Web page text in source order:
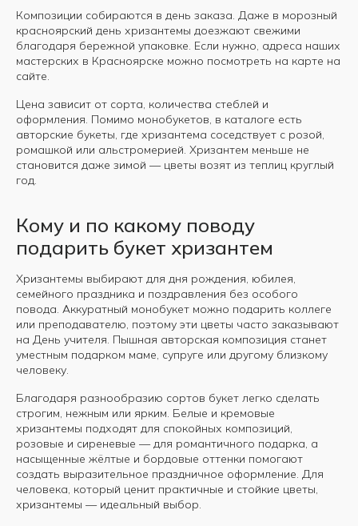
Композиции собираются в день заказа. Даже в морозный
красноярский день хризантемы доезжают свежими
благодаря бережной упаковке. Если нужно, адреса наших
мастерских в Красноярске можно посмотреть на карте на
сайте.
Цена зависит от сорта, количества стеблей и
оформления. Помимо монобукетов, в каталоге есть
авторские букеты, где хризантема соседствует с розой,
ромашкой или альстромерией. Хризантем меньше не
становится даже зимой — цветы возят из теплиц круглый
год.
Кому и по какому поводу
подарить букет хризантем
Хризантемы выбирают для дня рождения, юбилея,
семейного праздника и поздравления без особого
повода. Аккуратный монобукет можно подарить коллеге
или преподавателю, поэтому эти цветы часто заказывают
на День учителя. Пышная авторская композиция станет
уместным подарком маме, супруге или другому близкому
человеку.
Благодаря разнообразию сортов букет легко сделать
строгим, нежным или ярким. Белые и кремовые
хризантемы подходят для спокойных композиций,
розовые и сиреневые — для романтичного подарка, а
насыщенные жёлтые и бордовые оттенки помогают
создать выразительное праздничное оформление. Для
человека, который ценит практичные и стойкие цветы,
хризантемы — идеальный выбор.